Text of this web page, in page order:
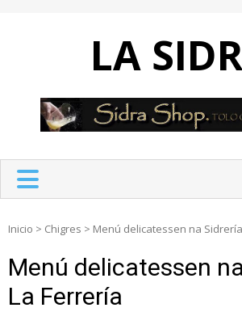
LA
Inicio > Chigres > Menú delicatessen na
Menú delicatessen
La Ferrería